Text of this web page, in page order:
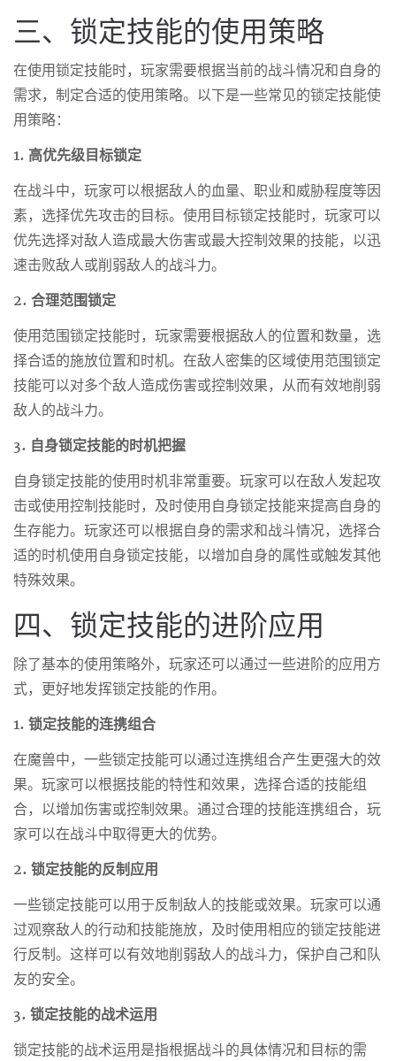
三、锁定技能的使用策略
在使用锁定技能时，玩家需要根据当前的战斗情况和自身的
需求，制定合适的使用策略。以下是一些常见的锁定技能使
用策略：
1. 高优先级目标锁定
在战斗中，玩家可以根据敌人的血量、职业和威胁程度等因
素，选择优先攻击的目标。使用目标锁定技能时，玩家可以
优先选择对敌人造成最大伤害或最大控制效果的技能，以迅
速击败敌人或削弱敌人的战斗力。
2. 合理范围锁定
使用范围锁定技能时，玩家需要根据敌人的位置和数量，选
择合适的施放位置和时机。在敌人密集的区域使用范围锁定
技能可以对多个敌人造成伤害或控制效果，从而有效地削弱
敌人的战斗力。
3. 自身锁定技能的时机把握
自身锁定技能的使用时机非常重要。玩家可以在敌人发起攻
击或使用控制技能时，及时使用自身锁定技能来提高自身的
生存能力。玩家还可以根据自身的需求和战斗情况，选择合
适的时机使用自身锁定技能，以增加自身的属性或触发其他
特殊效果。
四、锁定技能的进阶应用
除了基本的使用策略外，玩家还可以通过一些进阶的应用方
式，更好地发挥锁定技能的作用。
1. 锁定技能的连携组合
在魔兽中，一些锁定技能可以通过连携组合产生更强大的效
果。玩家可以根据技能的特性和效果，选择合适的技能组
合，以增加伤害或控制效果。通过合理的技能连携组合，玩
家可以在战斗中取得更大的优势。
2. 锁定技能的反制应用
一些锁定技能可以用于反制敌人的技能或效果。玩家可以通
过观察敌人的行动和技能施放，及时使用相应的锁定技能进
行反制。这样可以有效地削弱敌人的战斗力，保护自己和队
友的安全。
3. 锁定技能的战术运用
锁定技能的战术运用是指根据战斗的具体情况和目标的需